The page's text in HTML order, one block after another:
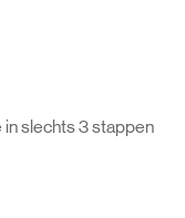
in slechts 3 stappen